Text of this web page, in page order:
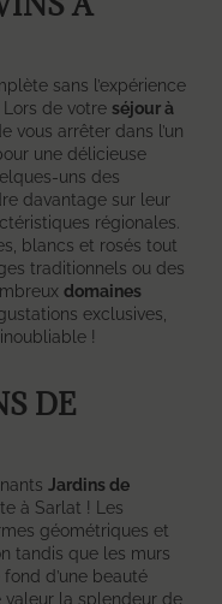
sans l’expérience
Lors de votreséjour à
vous arrêter dans l’un
une délicieuse
uns des
davantage sur leur
régionales.
blancs et rosés tout
traditionnels ou des
domaines
exclusives,
!
DE
Jardins de
à Sarlat ! Les
géométriques et
tandis que les murs
d’une beauté
valeur la splendeur de